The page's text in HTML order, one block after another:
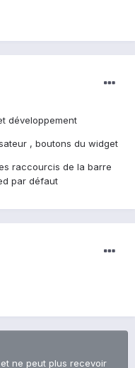
développement
, boutons du widget
raccourcis de la barre
par défaut
ne peut plus recevoir